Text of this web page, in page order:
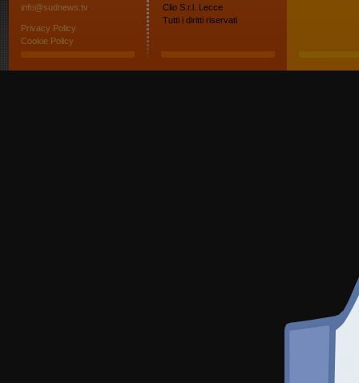
info@sudnews.tv
Privacy Policy
Cookie Policy
Clio S.r.l. Lecce
Tutti i diritti riservati